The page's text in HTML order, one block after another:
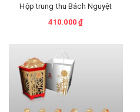
Hộp trung thu Bách Nguyệt
410.000 ₫